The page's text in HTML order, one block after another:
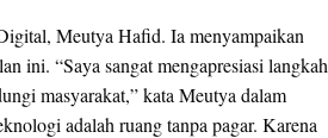
Meutya Hafid. Ia menyampaikan
ini. “Saya sangat mengapresiasi langkah
masyarakat,” kata Meutya dalam
adalah ruang tanpa pagar. Karena